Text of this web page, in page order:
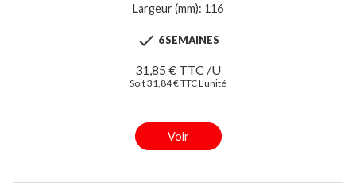
Largeur (mm): 116
 6 SEMAINES
31,85 € TTC /U
Soit 31,84 € TTC L'unité
Voir